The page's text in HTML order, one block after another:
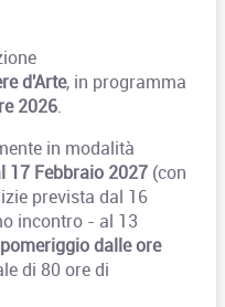
d'Arte, in programma
2026.
in modalità
17 Febbraio 2027 (con
prevista dal 16
incontro - al 13
dalle ore
di 80 ore di